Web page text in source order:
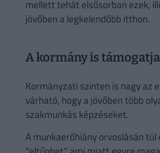
mellett tehát elsősorban ezek,
jövőben a legkelendőbb itthon.
A kormány is
Kormányzati szinten is nagy az
várható, hogy a jövőben több
szakmunkás képzéseket.
A munkaerőhiány orvoslásán